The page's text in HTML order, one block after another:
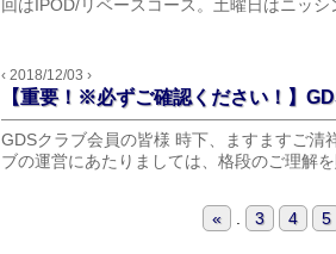
回はIPOD/リベースコース。土曜日はニッシ
‹ 2018/12/03 ›
【重要！※必ずご確認ください！】
GDSクラブ会員の皆様 時下、ますますご清
ブの運営にあたりましては、格段のご理解
« 3 4 5